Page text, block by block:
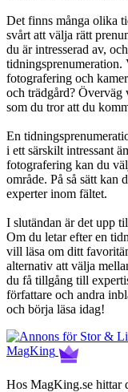
Det finns många olika
svårt att välja rätt
du är intresserad av,
fotografering och
och trädgård? Överväg
som du tror att du
En
i ett särskilt intressant
fotografering kan du
område. På så sätt kan
experter inom fältet.
I slutändan är det upp
Om du letar efter en
vill läsa om ditt
alternativ att välja
du få tillgång till
författare och andra
och börja läsa idag!
MagKing
Hos MagKing.se hittar